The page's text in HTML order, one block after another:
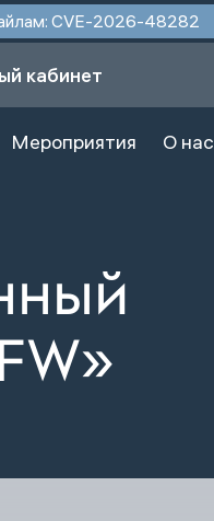
CVE-2026-48282
кабинет
Мероприятия О нас